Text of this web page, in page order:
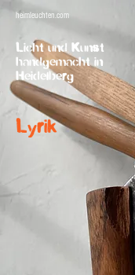
heimleuchten.com
Licht und Kunst
handgemacht in
Heidelberg
Lyrik